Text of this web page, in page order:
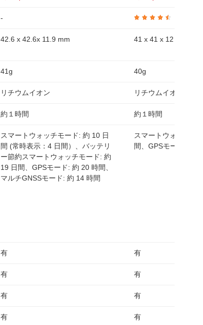
-
42.6 x 42.6x 11.9 mm
41g
リチウムイオン
約１時間
スマートウォッチモード: 約 10 日
間 (常時表示：4 日間）、バッテリ
ー節約スマートウォッチモード: 約
19 日間、GPSモード: 約 20 時間、
マルチGNSSモード: 約 14 時間
有
有
有
有
41 x 41 x 12 mm
40g
リチウムイオン
約１時間
スマートウォッチモ
間、GPSモード: 約
有
有
有
有